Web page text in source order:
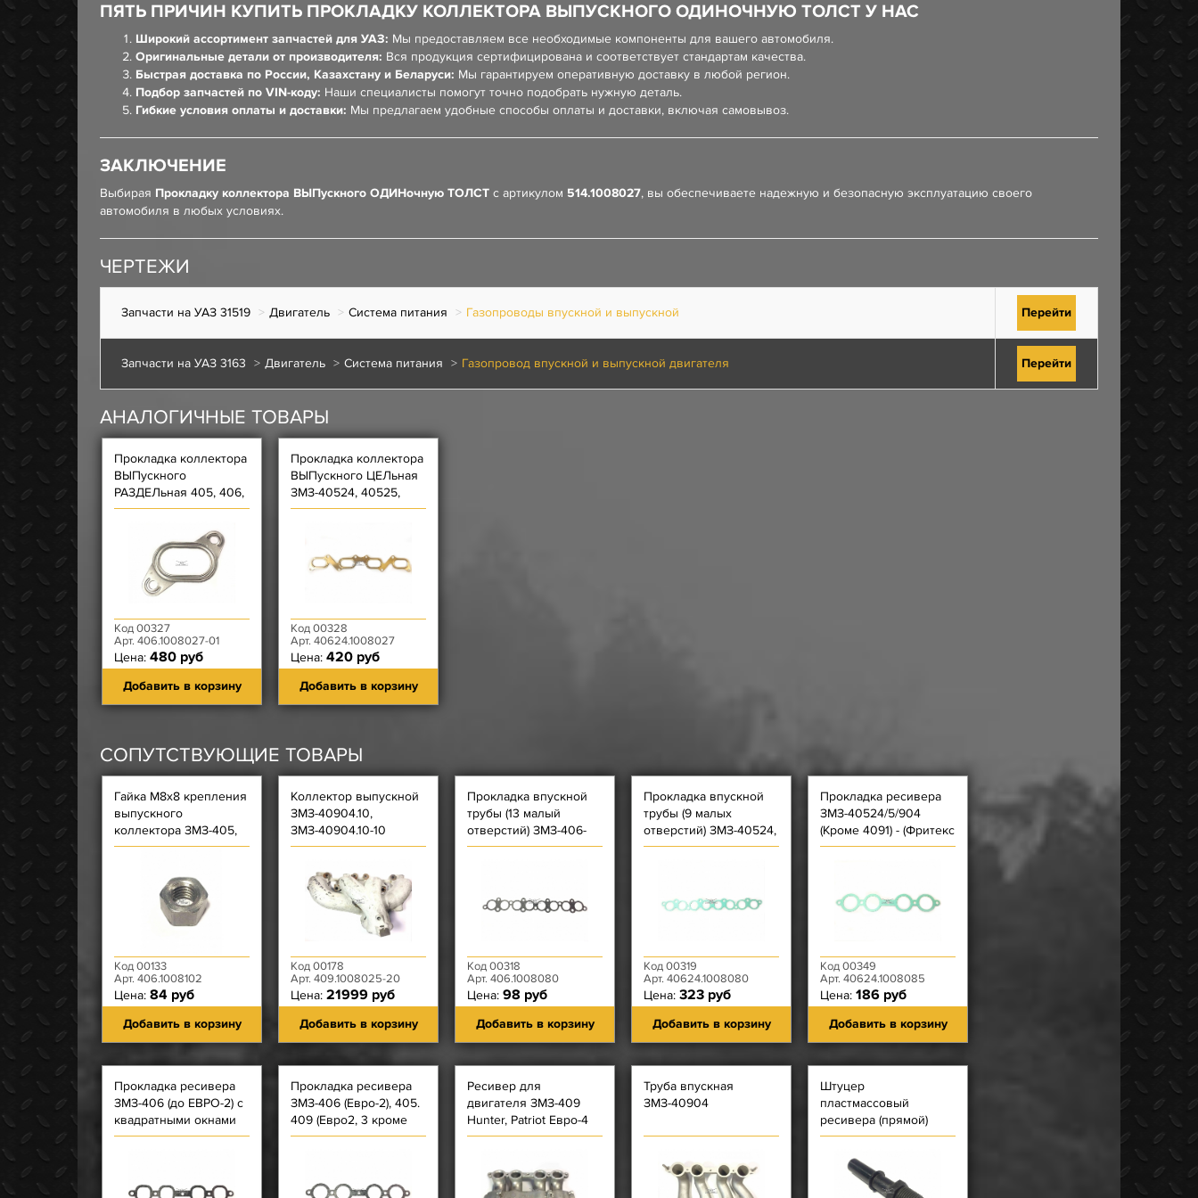
ПЯТЬ ПРИЧИН КУПИТЬ ПРОКЛАДКУ КОЛЛЕКТОРА ВЫПУСКНОГО ОДИНОЧНУЮ ТОЛСТ У НАС
Широкий ассортимент запчастей для УАЗ: Мы предоставляем все необходимые компоненты для вашего автомобиля.
Оригинальные детали от производителя: Вся продукция сертифицирована и соответствует стандартам качества.
Быстрая доставка по России, Казахстану и Беларуси: Мы гарантируем оперативную доставку в любой регион.
Подбор запчастей по VIN-коду: Наши специалисты помогут точно подобрать нужную деталь.
Гибкие условия оплаты и доставки: Мы предлагаем удобные способы оплаты и доставки, включая самовывоз.
ЗАКЛЮЧЕНИЕ
Выбирая Прокладку коллектора ВЫПускного ОДИНочную ТОЛСТ с артикулом 514.1008027, вы обеспечиваете надежную и безопасную эксплуатацию своего
автомобиля в любых условиях.
ЧЕРТЕЖИ
Запчасти на УАЗ 31519 Двигатель Система питания Газопроводы впускной и выпускной Перейти
Запчасти на УАЗ 3163 Двигатель Система питания Газопровод впускной и выпускной двигателя Перейти
АНАЛОГИЧНЫЕ ТОВАРЫ
Прокладка коллектора
ВЫПускного
РАЗДЕЛьная 405, 406,
409 ЕВРО-2 ЗАВОД
Код 00327
Арт. 406.1008027-01
Цена: 480 руб
Добавить в корзину
Прокладка коллектора
ВЫПускного ЦЕЛьная
ЗМЗ-40524, 40525,
40904 Фритекс
Код 00328
Арт. 40624.1008027
Цена: 420 руб
Добавить в корзину
СОПУТСТВУЮЩИЕ ТОВАРЫ
Гайка М8х8 крепления
выпускного
коллектора ЗМЗ-405,
406, 409, креп. вып
Код 00133
Арт. 406.1008102
Цена: 84 руб
Добавить в корзину
Коллектор выпускной
ЗМЗ-40904.10,
ЗМЗ-40904.10-10
ЕВРО-3
Код 00178
Арт. 409.1008025-20
Цена: 21999 руб
Добавить в корзину
Прокладка впускной
трубы (13 малый
отверстий) ЗМЗ-406-
409 Евро-2 (Серая)
Код 00318
Арт. 406.1008080
Цена: 98 руб
Добавить в корзину
Прокладка впускной
трубы (9 малых
отверстий) ЗМЗ-40524,
40525, 40904
Код 00319
Арт. 40624.1008080
Цена: 323 руб
Добавить в корзину
Прокладка ресивера
ЗМЗ-40524/5/904
(Кроме 4091) - (Фритекс
- зеленая) с круглыми
Код 00349
Арт. 40624.1008085
Цена: 186 руб
Добавить в корзину
Прокладка ресивера
ЗМЗ-406 (до ЕВРО-2) с
квадратными окнами
Прокладка ресивера
ЗМЗ-406 (Евро-2), 405.
409 (Евро2, 3 кроме
ЗМЗ-4091) с круглыми
Ресивер для
двигателя ЗМЗ-409
Hunter, Patriot Евро-4
Труба впускная
ЗМЗ-40904
Штуцер
пластмассовый
ресивера (прямой)
ЗМЗ-40904, 40524,